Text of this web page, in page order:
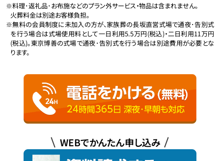
※料理･返礼品･お布施などのプラン外サービス・物品は含まれません。
火葬料金は別途お客様負担。
※無料の会員制度に未加入の方が、家族葬の長坂直営式場で通夜･告別式
を行う場合は式場使用料として一日利用5.5万円(税込)・二日利用11万円
(税込)。東京博善の式場で通夜･告別式を行う場合は別途費用が必要とな
ります。
WEBでかんたん申し込み